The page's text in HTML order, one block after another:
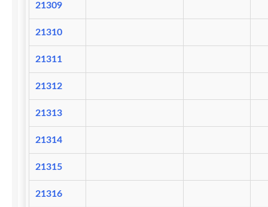
21309
21310
21311
21312
21313
21314
21315
21316